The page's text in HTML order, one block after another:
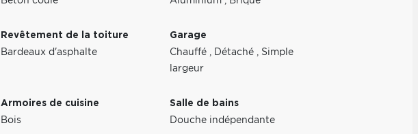
Revêtement de la toiture
Bardeaux d'asphalte
Garage
Chauffé , Détaché , Simple
largeur
Armoires de cuisine
Bois
Salle de bains
Douche indépendante